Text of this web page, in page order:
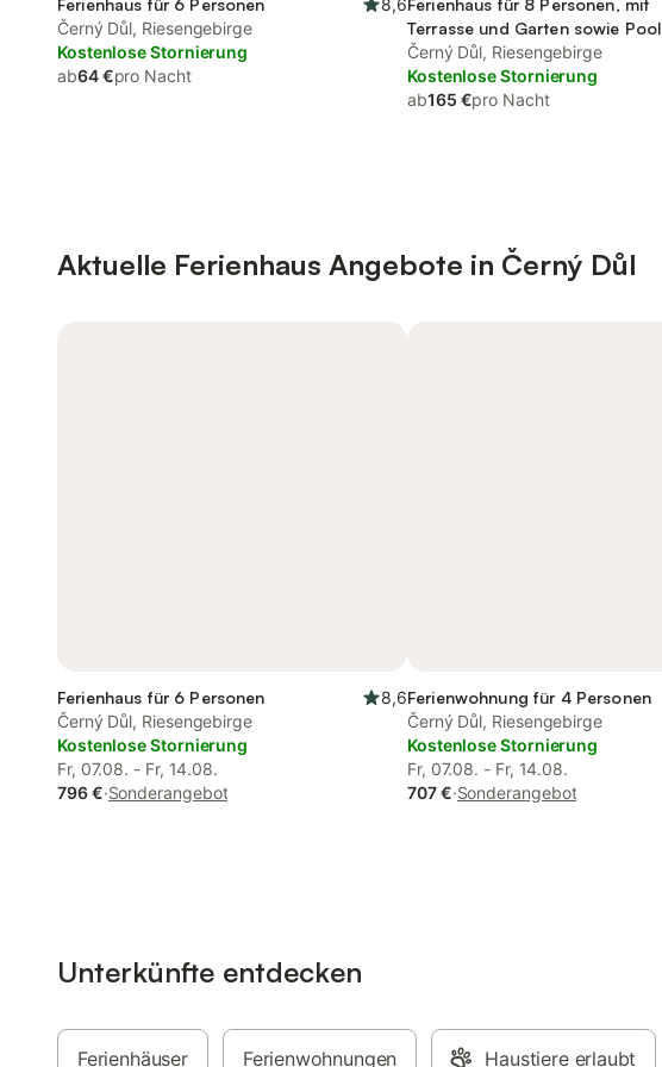
Ferienhaus für 6 Personen
8,6
Černý Důl, Riesengebirge
Kostenlose Stornierung
ab64 €pro Nacht
Ferienhaus für 8 Personen, mit
Terrasse und Garten sowie Pool
Černý Důl, Riesengebirge
Kostenlose Stornierung
ab165 €pro Nacht
Aktuelle Ferienhaus Angebote in Černý Důl
Ferienhaus für 6 Personen
8,6
Černý Důl, Riesengebirge
Kostenlose Stornierung
Fr, 07.08. - Fr, 14.08.
796 €·Sonderangebot
Ferienwohnung für 4 Personen
Černý Důl, Riesengebirge
Kostenlose Stornierung
Fr, 07.08. - Fr, 14.08.
707 €·Sonderangebot
Unterkünfte entdecken
Ferienhäuser Ferienwohnungen Haustiere erlaubt